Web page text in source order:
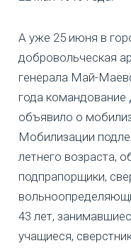
А уже 25 июня в
добровольческая
генерала Май-
года
объявило о
Мобилизации
летнего возраста,
подпрапорщики,
43 лет,
учащиеся,